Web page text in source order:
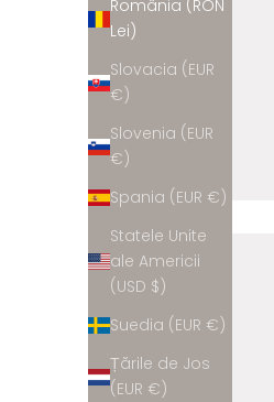
România (RON
Lei)
Slovacia (EUR
€)
Slovenia (EUR
€)
Spania (EUR €)
Statele Unite
ale Americii
(USD $)
Suedia (EUR €)
Țările de Jos
(EUR €)